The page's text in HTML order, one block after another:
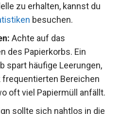
zu erhalten, kannst du
besuchen.
Achte auf das
des Papierkorbs. Ein
spart häufige Leerungen,
Bereichen
oft viel Papiermüll anfällt.
sollte sich nahtlos in die